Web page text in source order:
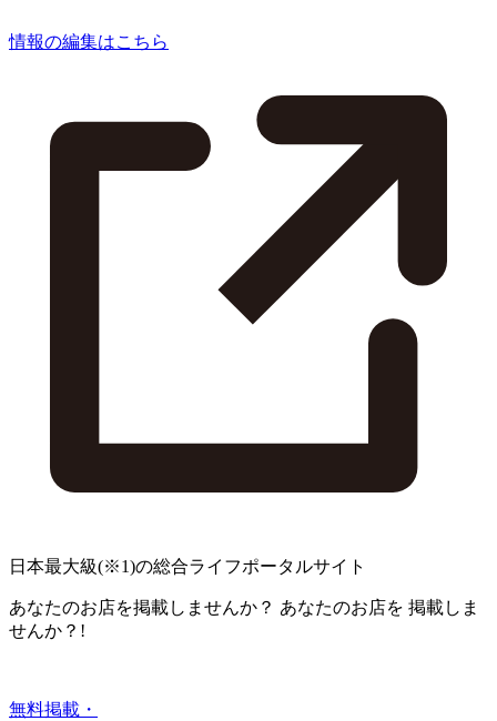
情報の編集はこちら
日本最大級(※1)の総合ライフポータルサイト
あなたのお店を掲載しませんか？ あなたのお店を 掲載しま
せんか？!
無料掲載・